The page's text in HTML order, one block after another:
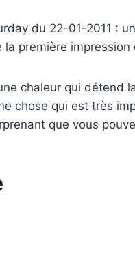
du 22-01-2011 :
première
chaleur qui détend
chose qui est très
que vous